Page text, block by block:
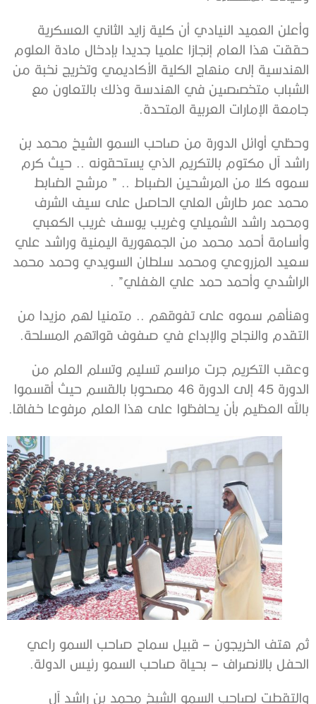
وأعلن العميد النيادي أن كلية زايد الثاني العسكرية
حققت هذا العام إنجازا علميا جديدا بإدخال مادة العلوم
الهندسية إلى منهاج الكلية الأكاديمي وتخريج نخبة من
الشباب متخصصين في الهندسة وذلك بالتعاون مع
جامعة الإمارات العربية المتحدة.
وحظي أوائل الدورة من صاحب السمو الشيخ محمد بن
راشد آل مكتوم بالتكريم الذي يستحقونه .. حيث كرم
سموه كلا من المرشحين الضباط .. ” مرشح الضابط
محمد عمر طارش العلي الحاصل على سيف الشرف
ومحمد راشد الشميلي وغريب يوسف غريب الكعبي
وأسامة أحمد محمد من الجمهورية اليمنية وراشد علي
سعيد المزروعي ومحمد سلطان السويدي وحمد محمد
الراشدي وأحمد حمد علي الغفلي” .
وهنأهم سموه على تفوقهم .. متمنيا لهم مزيدا من
التقدم والنجاح والإبداع في صفوف قواتهم المسلحة.
وعقب التكريم جرت مراسم تسليم وتسلم العلم من
الدورة 45 إلى الدورة 46 مصحوبا بالقسم حيث أقسموا
بالله العظيم بأن يحافظوا على هذا العلم مرفوعا خفاقا.
ثم هتف الخريجون – قبيل سماح صاحب السمو راعي
الحفل بالانصراف – بحياة صاحب السمو رئيس الدولة.
والتقطت لصاحب السمو الشيخ محمد بن راشد آل